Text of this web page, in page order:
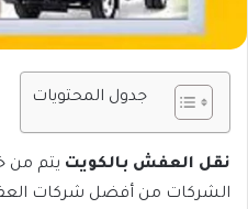
جدول المحتويات
نقل العفش بالكويت يتم من
الشركات من أفضل شركات